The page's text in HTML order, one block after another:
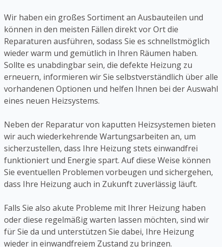
Wir haben ein großes Sortiment an Ausbauteilen und
können in den meisten Fällen direkt vor Ort die
Reparaturen ausführen, sodass Sie es schnellstmöglich
wieder warm und gemütlich in Ihren Räumen haben.
Sollte es unabdingbar sein, die defekte Heizung zu
erneuern, informieren wir Sie selbstverständlich über alle
vorhandenen Optionen und helfen Ihnen bei der Auswahl
eines neuen Heizsystems.
Neben der Reparatur von kaputten Heizsystemen bieten
wir auch wiederkehrende Wartungsarbeiten an, um
sicherzustellen, dass Ihre Heizung stets einwandfrei
funktioniert und Energie spart. Auf diese Weise können
Sie eventuellen Problemen vorbeugen und sichergehen,
dass Ihre Heizung auch in Zukunft zuverlässig läuft.
Falls Sie also akute Probleme mit Ihrer Heizung haben
oder diese regelmäßig warten lassen möchten, sind wir
für Sie da und unterstützen Sie dabei, Ihre Heizung
wieder in einwandfreiem Zustand zu bringen.